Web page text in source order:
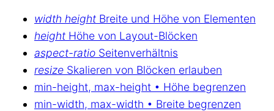
width height Breite und Höhe von Elementen
height Höhe von Layout-Blöcken
aspect-ratio Seitenverhältnis
resize Skalieren von Blöcken erlauben
min-height, max-height • Höhe begrenzen
min-width, max-width • Breite begrenzen